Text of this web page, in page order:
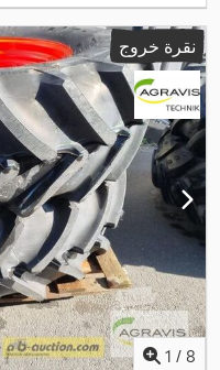
نقرة خروج
1 / 8